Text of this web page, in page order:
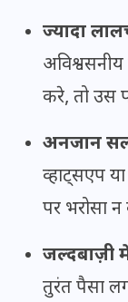
ज्यादा
करे, तो उस
अनजान
व्हाट्सएप
पर भरोसा न
जल्दबाज़ी
तुरंत पैसा